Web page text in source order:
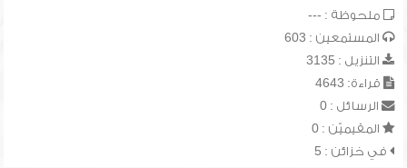
ملحوظة : ---
المستمعين : 603
التنزيل : 3135
قراءة: 4643
الرسائل : 0
المقيميّن : 0
في خزائن : 5